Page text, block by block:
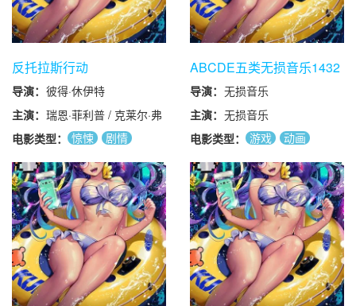
反托拉斯行动
导演： 彼得·休伊特
主演： 瑞恩·菲利普 / 克莱尔·弗
兰妮 / 蒂姆·罗宾斯 / 泰
格·伦岩 / 瑞切尔·蕾·库克
电影类型： 惊悚 剧情
ABCDE五类无损音乐1432
张CD附CD介绍.图片及树
状图
导演： 无损音乐
主演： 无损音乐
电影类型：
游戏 动画